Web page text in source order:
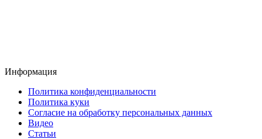
Информация
Политика конфиденциальности
Политика куки
Согласие на обработку персональных данных
Видео
Статьи